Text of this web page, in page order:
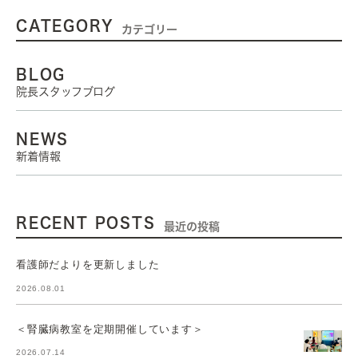
CATEGORY カテゴリー
BLOG
院長スタッフブログ
NEWS
新着情報
RECENT POSTS 最近の投稿
看護師だよりを更新しました
2026.08.01
＜腎臓病教室を定期開催しています＞
2026.07.14